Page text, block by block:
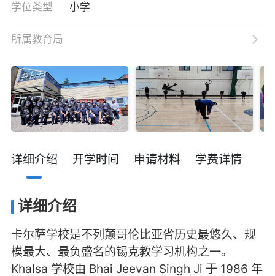
学位类型
小学
所属教育局
详细介绍 开学时间 申请材料 学费详情
详细介绍
卡尔萨学校是不列颠哥伦比亚省历史最悠久、规
模最大、最负盛名的锡克教学习机构之一。
Khalsa 学校由 Bhai Jeevan Singh Ji 于 1986 年